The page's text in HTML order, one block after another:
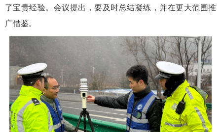
了宝贵经验。会议提出，要及时总结凝练，并在更大范围推
广借鉴。